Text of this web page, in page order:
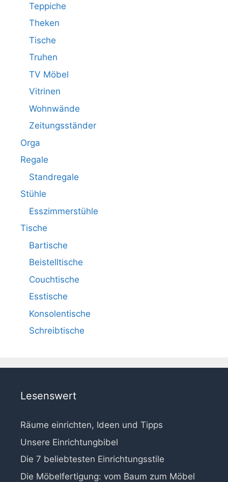
Teppiche
Theken
Tische
Truhen
TV Möbel
Vitrinen
Wohnwände
Zeitungsständer
Orga
Regale
Standregale
Stühle
Esszimmerstühle
Tische
Bartische
Beistelltische
Couchtische
Esstische
Konsolentische
Schreibtische
Lesenswert
Räume einrichten, Ideen und Tipps
Unsere Einrichtungbibel
Die 7 beliebtesten Einrichtungsstile
Die Möbelfertigung: vom Baum zum Möbel